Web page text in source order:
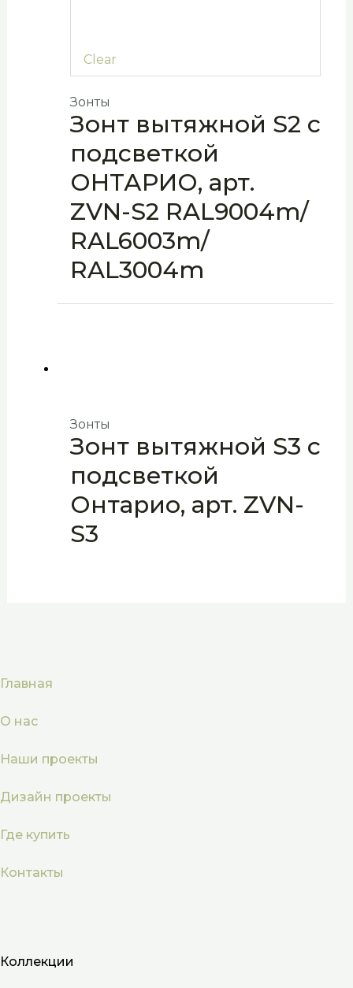
Clear
Зонты
Зонт вытяжной S2 с
подсветкой
ОНТАРИО, арт.
ZVN-S2 RAL9004m/
RAL6003m/
RAL3004m
Зонты
Зонт вытяжной S3 с
подсветкой
Онтарио, арт. ZVN-
S3
Главная
О нас
Наши проекты
Дизайн проекты
Где купить
Контакты
Коллекции